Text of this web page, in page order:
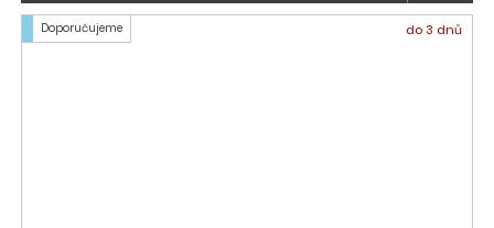
Doporučujeme do 3 dnů